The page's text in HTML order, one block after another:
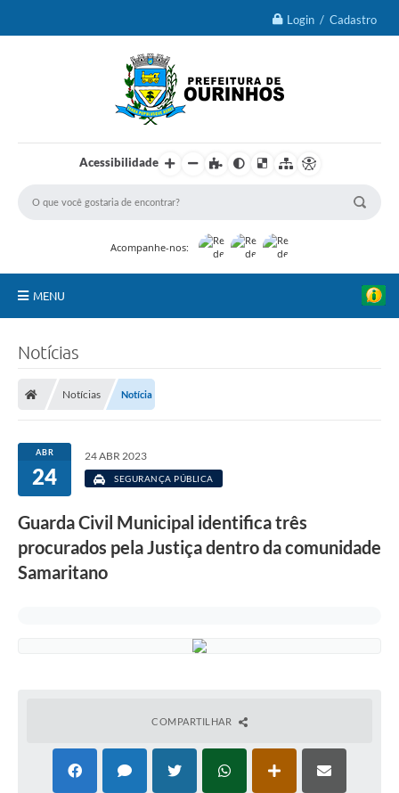
Login / Cadastro
Acessibilidade
Acompanhe-nos:
MENU
Portal da Transparência
Turismo
Secretarias
Ouvidoria
Notícias
Notícias Notícia
ABR
24
24 ABR 2023
SEGURANÇA PÚBLICA
Guarda Civil Municipal identifica três
procurados pela Justiça dentro da comunidade
Samaritano
COMPARTILHAR